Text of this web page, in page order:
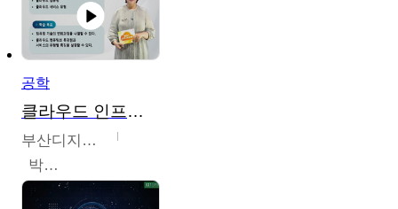
공학
클라우드 인프라 구축 및 활용
부산디지털대학교
박수현